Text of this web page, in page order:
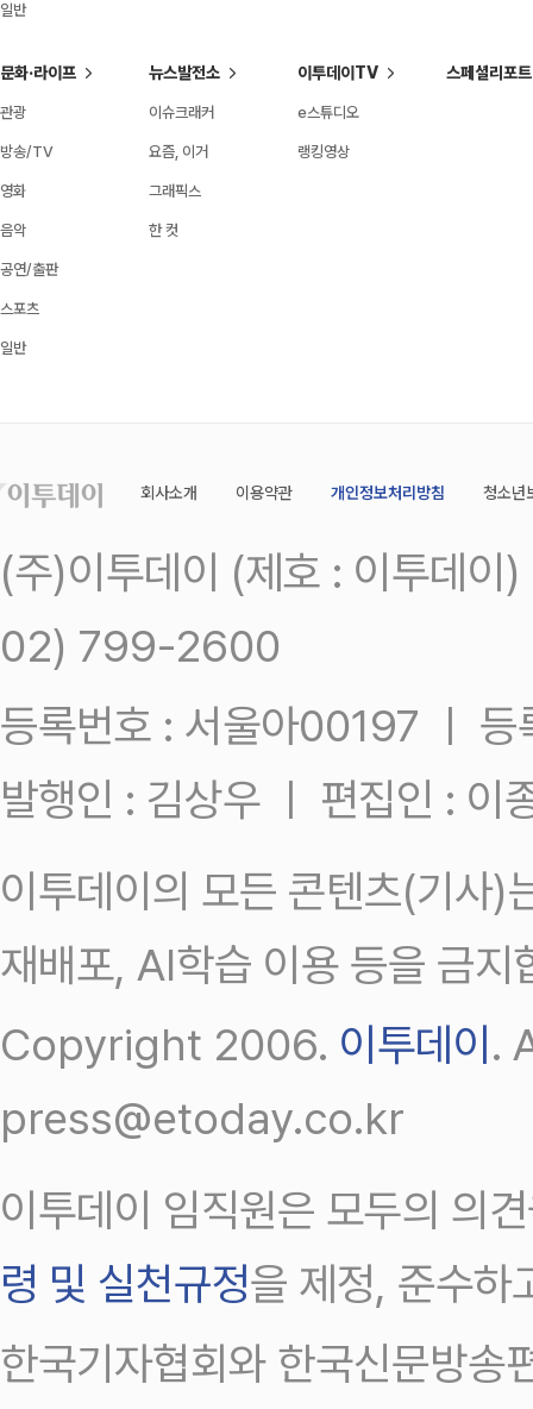
일반
문화·라이프
관광
방송/TV
영화
음악
공연/출판
스포츠
일반
뉴스발전소
이슈크래커
요즘, 이거
그래픽스
한 컷
이투데이TV
e스튜디오
랭킹영상
스페셜리포트
회사소개 이용약관 개인정보처리방침 청소년
(주)이투데이 (제호 : 이투데
02) 799-2600
등록번호 : 서울아00197 ㅣ
발행인 : 김상우 ㅣ 편집인 : 이
이투데이의 모든 콘텐츠(기사)
재배포, AI학습 이용 등을 금지
Copyright 2006. 이투데이 .
press@etoday.co.kr
이투데이 임직원은 모두의 의
령 및 실천규정을 제정, 준수하
한국기자협회와 한국신문방송